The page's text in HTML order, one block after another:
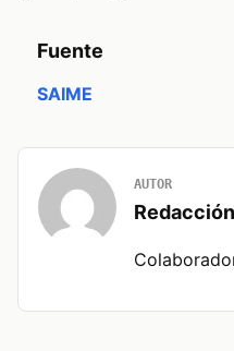
Fuente
SAIME
AUTOR